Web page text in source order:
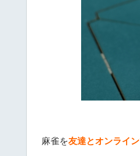
麻雀を友達とオンライ